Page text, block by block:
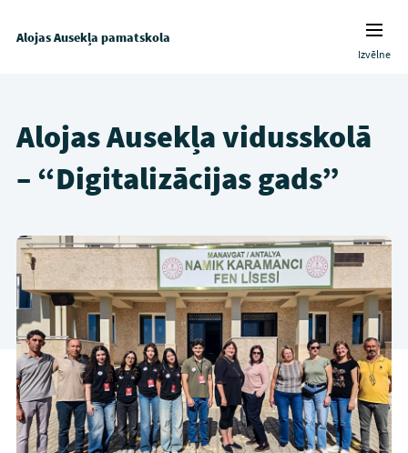
Alojas Ausekļa pamatskola
Izvēlne
Alojas Ausekļa vidusskolā
– “Digitalizācijas gads”